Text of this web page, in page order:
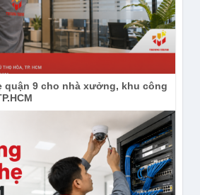
LIU tích hợp phát hiện người và
tiện thông minh
LIU với nén video
thông và dung lượng
nén
quận 9 cho nhà xưởng, khu công